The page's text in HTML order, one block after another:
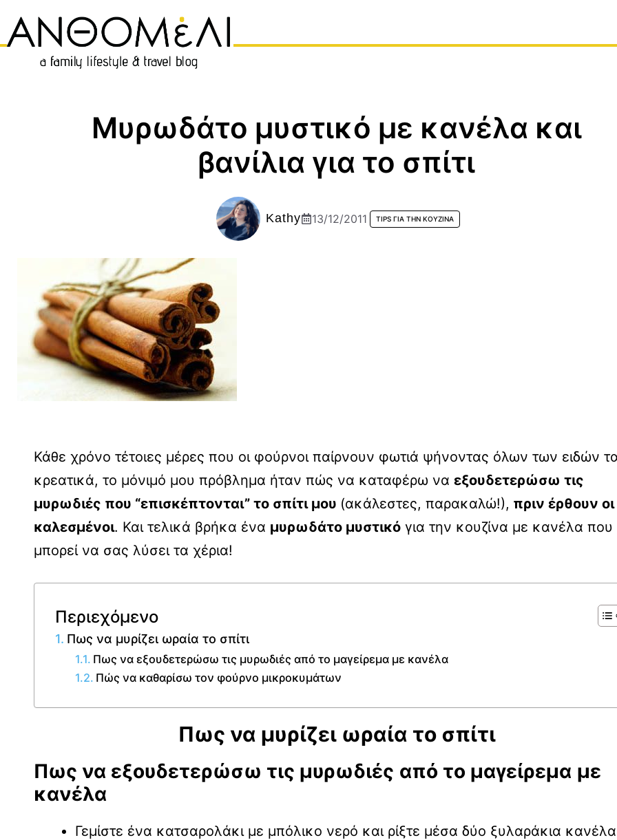
περιεχόμενο
Μυρωδάτο μυστικό με κανέλα και
βανίλια για το σπίτι
Kathy 13/12/2011 TIPS ΓΙΑ ΤΗΝ ΚΟΥΖΊΝΑ
Κάθε χρόνο τέτοιες μέρες που οι φούρνοι παίρνουν φωτιά ψήνοντας όλων των ειδών
κρεατικά, το μόνιμό μου πρόβλημα ήταν πώς να καταφέρω να εξουδετερώσω τις
μυρωδιές που “επισκέπτονται” το σπίτι μου (ακάλεστες, παρακαλώ!), πριν έρθουν οι
καλεσμένοι. Και τελικά βρήκα ένα μυρωδάτο μυστικό για την κουζίνα με κανέλα που
μπορεί να σας λύσει τα χέρια!
Περιεχόμενο
Πως να μυρίζει ωραία το σπίτι
Πως να εξουδετερώσω τις μυρωδιές από το μαγείρεμα με κανέλα
Πώς να καθαρίσω τον φούρνο μικροκυμάτων
Πως να μυρίζει ωραία το σπίτι
Πως να εξουδετερώσω τις μυρωδιές από το μαγείρεμα με
κανέλα
Γεμίστε ένα κατσαρολάκι με μπόλικο νερό και ρίξτε μέσα δύο ξυλαράκια κανέλα